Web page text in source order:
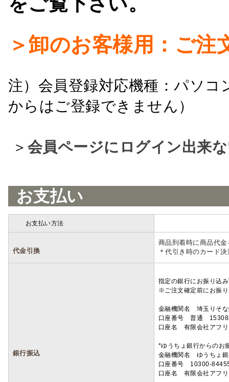
＞卸のお客様用：ご注
注）会員登録対応機種：パソ
からはご登録できません）
＞ 会員ページにログイン出来
お支払い
お支払い方法
代金引換
商品到着時に商品代
＊代引き時のカード
銀行振込
指定の銀行にお振り込
※ご注文確定前にお振
金融機関名 埼玉りそ
口座番号 普通
口座名 有限会社アフ
*ゆうちょ銀行からのお
金融機関名 ゆうちょ
口座番号 10300-
口座名 有限会社アフ